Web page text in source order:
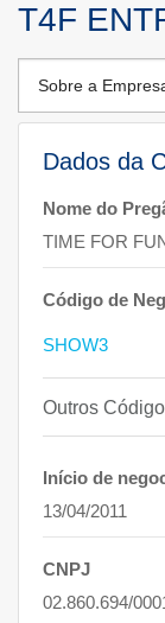
T4F
Dados da
Nome do
TIME FOR
Código de
SHOW3
Outros
Início de
13/04/2011
CNPJ
02.860.694/